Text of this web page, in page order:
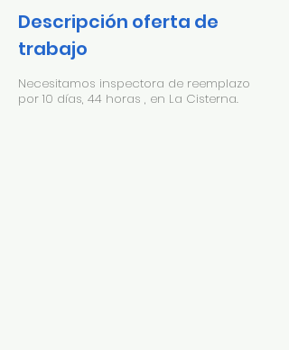
Descripción oferta de
trabajo
Necesitamos inspectora de reemplazo
por 10 días, 44 horas , en La Cisterna.